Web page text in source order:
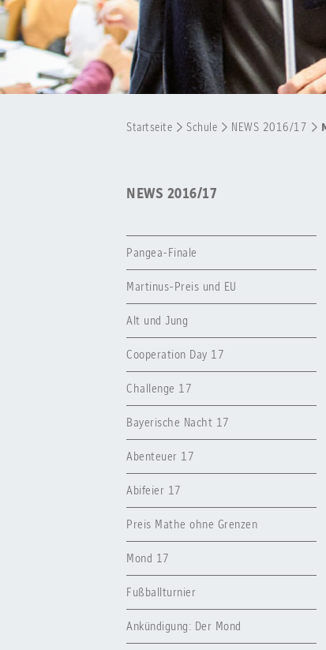
Startseite Schule NEWS 2016/17
NEWS 2016/17
Pangea-Finale
Martinus-Preis und EU
Alt und Jung
Cooperation Day 17
Challenge 17
Bayerische Nacht 17
Abenteuer 17
Abifeier 17
Preis Mathe ohne Grenzen
Mond 17
Fußballturnier
Ankündigung: Der Mond